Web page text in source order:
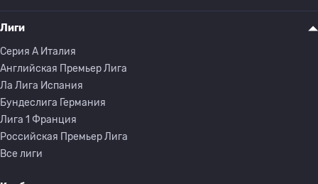
Лиги
Серия A Италия
Английская Премьер Лига
Ла Лига Испания
Бундеслига Германия
Лига 1 Франция
Российская Премьер Лига
Все лиги